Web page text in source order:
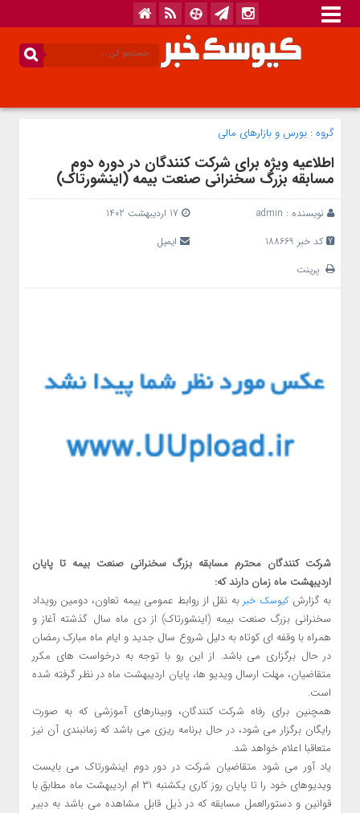
گروه : بورس و بازار‌های مالی
اطلاعیه ویژه برای شرکت کنندگان در دوره دوم
مسابقه بزرگ سخنرانی صنعت بیمه (اینشورتاک)
نویسنده : admin
کد خبر 188669
ایمیل
پرینت
شرکت کنندگان محترم مسابقه بزرگ سخنرانی صنعت بیمه تا پایان
اردیبهشت ماه زمان دارند که:
به گزارش کیوسک خبر به نقل از روابط عمومی بیمه تعاون، دومین رویداد
سخنرانی بزرگ صنعت بیمه (اینشورتاک) از دی ماه سال گذشته آغاز و
همراه با وقفه ای کوتاه به دلیل شروع سال جدید و ایام ماه مبارک رمضان
در حال برگزاری می باشد. از این رو با توجه به درخواست های مکرر
متقاضیان، مهلت ارسال ویدیو ها، پایان اردیبهشت ماه در نظر گرفته شده
است.
همچنین برای رفاه شرکت کنندگان، وبینارهای آموزشی که به صورت
رایگان برگزار می شود، در حال برنامه ریزی می باشد که زمانبندی آن نیز
متعاقبا اعلام خواهد شد.
یاد آور می شود متقاضیان شرکت در دور دوم اینشورتاک می بایست
ویدیوهای خود را تا پایان روز کاری یکشنبه ۳۱ ام اردیبهشت ماه مطابق با
قوانین و دستورالعمل مسابقه که در ذیل قابل مشاهده می باشد به دبیر